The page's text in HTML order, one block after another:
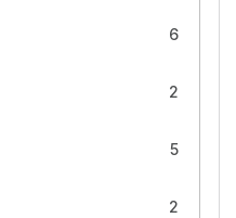
6
2
5
2